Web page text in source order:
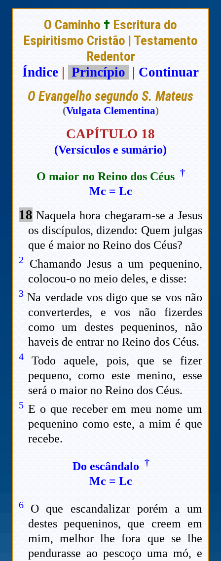
O Caminho † Escritura do
Espiritismo Cristão | Testamento
Redentor
Índice | Princípio | Continuar
O Evangelho segundo S. Mateus
(Vulgata Clementina)
CAPÍTULO 18
(Versículos e sumário)
O maior no Reino dos Céus †
Mc = Lc
18 Naquela hora chegaram-se a Jesus
os discípulos, dizendo: Quem julgas
que é maior no Reino dos Céus?
2
Chamando Jesus a um pequenino,
colocou-o no meio deles, e disse:
3 Na verdade vos digo que se vos não
converterdes, e vos não fizerdes
como um destes pequeninos, não
haveis de entrar no Reino dos Céus.
4 Todo aquele, pois, que se fizer
pequeno, como este menino, esse
será o maior no Reino dos Céus.
5 E o que receber em meu nome um
pequenino como este, a mim é que
recebe.
Do escândalo †
Mc = Lc
6 O que escandalizar porém a um
destes pequeninos, que creem em
mim, melhor lhe fora que se lhe
pendurasse ao pescoço uma mó, e